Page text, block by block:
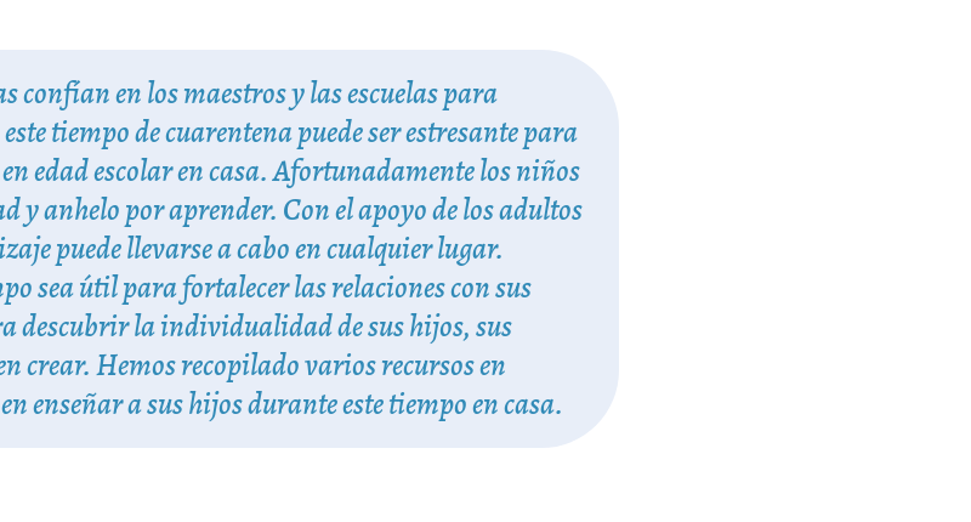
confían en los maestros y las escuelas para
tiempo de cuarentena puede ser estresante para
edad escolar en casa. Afortunadamente los niños
y anhelo por aprender. Con el apoyo de los adultos
puede llevarse a cabo en cualquier lugar.
sea útil para fortalecer las relaciones con sus
descubrir la individualidad de sus hijos, sus
crear. Hemos recopilado varios recursos en
enseñar a sus hijos durante este tiempo en casa.